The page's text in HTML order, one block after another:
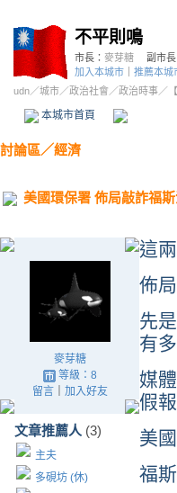
不平則鳴
市長： 麥芽糖 副市長
加入本城市
推薦本城
udn／城市／政治社會 ／政治時事／
本城市首頁
討論區／經濟
美國環保署 佈局敲詐福
麥芽糖
等級：8
留言｜ 加入好友
文章推薦人 (3)
主夫
多硯坊 (休)
這
佈
先
有
媒
假
美
福